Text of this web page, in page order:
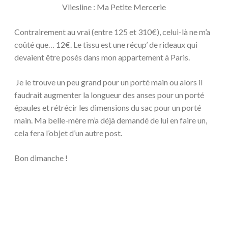
Vliesline : Ma Petite Mercerie
Contrairement au vrai (entre 125 et 310€), celui-là ne m’a
coûté que… 12€. Le tissu est une récup’ de rideaux qui
devaient être posés dans mon appartement à Paris.
Je le trouve un peu grand pour un porté main ou alors il
faudrait augmenter la longueur des anses pour un porté
épaules et rétrécir les dimensions du sac pour un porté
main. Ma belle-mère m’a déjà demandé de lui en faire un,
cela fera l’objet d’un autre post.
Bon dimanche !